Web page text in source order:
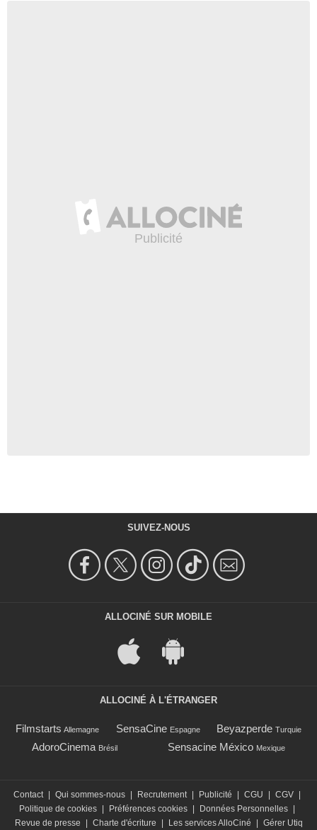
SUIVEZ-NOUS
ALLOCINÉ SUR MOBILE
ALLOCINÉ À L'ÉTRANGER
Filmstarts Allemagne SensaCine Espagne Beyazperde Turquie
AdoroCinema Brésil Sensacine México Mexique
Contact Qui sommes-nous Recrutement Publicité CGU CGV
Politique de cookies
Préférences cookies Données Personnelles
Revue de presse
Charte d'écriture Les services AlloCiné Gérer Utiq